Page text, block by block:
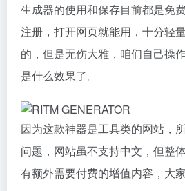
生成器的使用和保存目前都是免
注册，打开网页就能用，十分轻
的，但是无伤大雅，咱们自己操
是什么效果了。
因为这款神器是工具类的网站，
问题，网站虽不支持中文，但整
有额外需要付费的增值内容，大